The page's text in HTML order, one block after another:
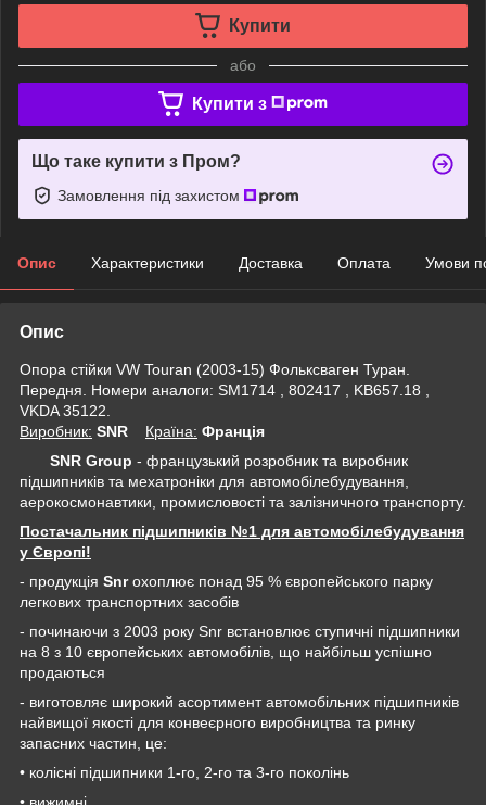
Купити
або
Купити з
Що таке купити з Пром?
Замовлення під захистом
Опис Характеристики Доставка Оплата Умови
Опис
Опора стійки VW Touran (2003-15) Фольксваген Туран.
Передня. Номери аналоги: SM1714 , 802417 , KB657.18 ,
VKDA 35122.
Виробник: SNR Крaїна: Франція
SNR Group - французький розробник та виробник
підшипників та мехатроніки для автомобілебудування,
аерокосмонавтики, промисловості та залізничного транспорту.
Постачальник підшипників №1 для автомобілебудування
у Європі!
- продукція Snrохоплює понад 95 % європейського парку
легкових транспортних засобів
- починаючи з 2003 року Snr встановлює ступичні підшипники
на 8 з 10 європейських автомобілів, що найбільш успішно
продаються
- виготовляє широкий асортимент автомобільних підшипників
найвищої якості для конвеєрного виробництва та ринку
запасних частин, це:
• колісні підшипники 1-го, 2-го та 3-го поколінь
• вижимні